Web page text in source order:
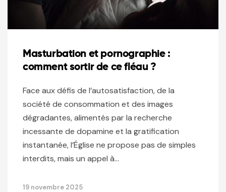
Masturbation et pornographie :
comment sortir de ce fléau ?
Face aux défis de l’autosatisfaction, de la
société de consommation et des images
dégradantes, alimentés par la recherche
incessante de dopamine et la gratification
instantanée, l’Église ne propose pas de simples
interdits, mais un appel à…
19 novembre 2025